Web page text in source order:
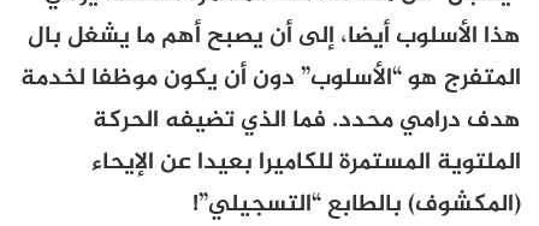
هذا الأسلوب أيضا، إلى أن يصبح أهم ما يشغل بال
المتفرج هو “الأسلوب” دون أن يكون موظفا لخدمة
هدف درامي محدد. فما الذي تضيفه الحركة
الملتوية المستمرة للكاميرا بعيدا عن الإيحاء
(المكشوف) بالطابع “التسجيلي”!